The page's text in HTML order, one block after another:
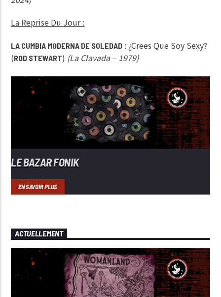
La Reprise Du Jour :
LA CUMBIA MODERNA DE SOLEDAD : ¿Crees Que Soy Sexy?
(ROD STEWART) (La Clavada – 1979)
LE BAZAR FONIK
EN SAVOIR PLUS
ACTUELLEMENT